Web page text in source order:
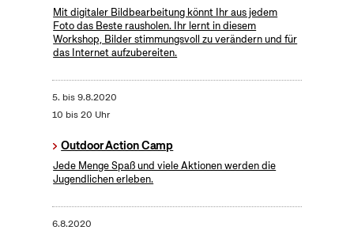
Mit digitaler Bildbearbeitung könnt Ihr aus jedem
Foto das Beste rausholen. Ihr lernt in diesem
Workshop, Bilder stimmungsvoll zu verändern und für
das Internet aufzubereiten.
5. bis9.8.2020
10 bis 20 Uhr
Outdoor Action Camp
Jede Menge Spaß und viele Aktionen werden die
Jugendlichen erleben.
6.8.2020